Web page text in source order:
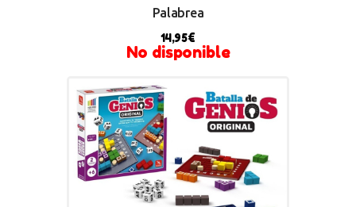
Palabrea
14,95€
No disponible